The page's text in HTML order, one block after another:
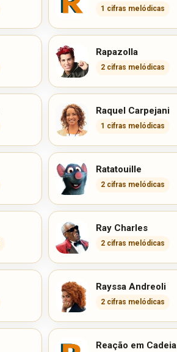
1 cifras melódicas
Rapazolla
2 cifras melódicas
Raquel Carpejani
1 cifras melódicas
Ratatouille
2 cifras melódicas
Ray Charles
2 cifras melódicas
Rayssa Andreoli
2 cifras melódicas
Reação em Cadeia